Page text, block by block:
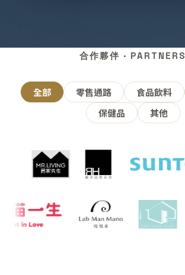
合作夥伴 · PARTNERS
全部 零售通路 食品飲料
保健品
其他